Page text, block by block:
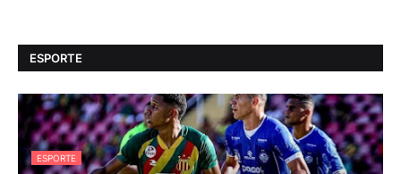
ESPORTE
ESPORTE